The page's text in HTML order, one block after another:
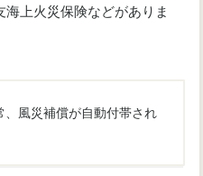
上火災保険などがありま
、風災補償が自動付帯され